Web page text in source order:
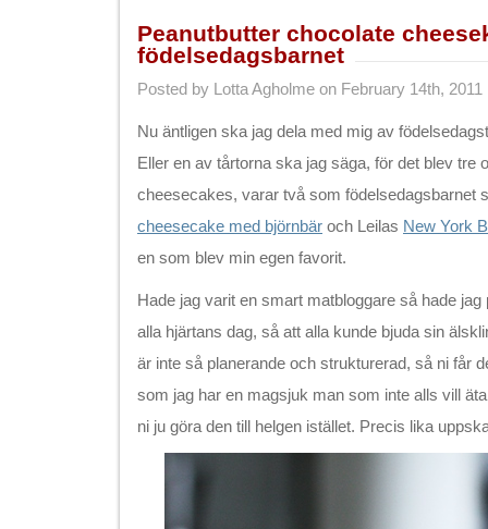
Peanutbutter chocolate
födelsedagsbarnet
Posted by Lotta Agholme on February 14th, 2011
Nu äntligen ska jag dela med mig av
Eller en av tårtorna ska jag säga, för det blev tre
cheesecakes, varar två som födelsedagsbarnet
cheesecake med björnbär och Leilas New York
en som blev min egen favorit.
Hade jag varit en smart matbloggare så hade jag
alla hjärtans dag, så att alla kunde bjuda sin
är inte så planerande och strukturerad, så ni får
som jag har en magsjuk man som inte alls vill
ni ju göra den till helgen istället. Precis lika